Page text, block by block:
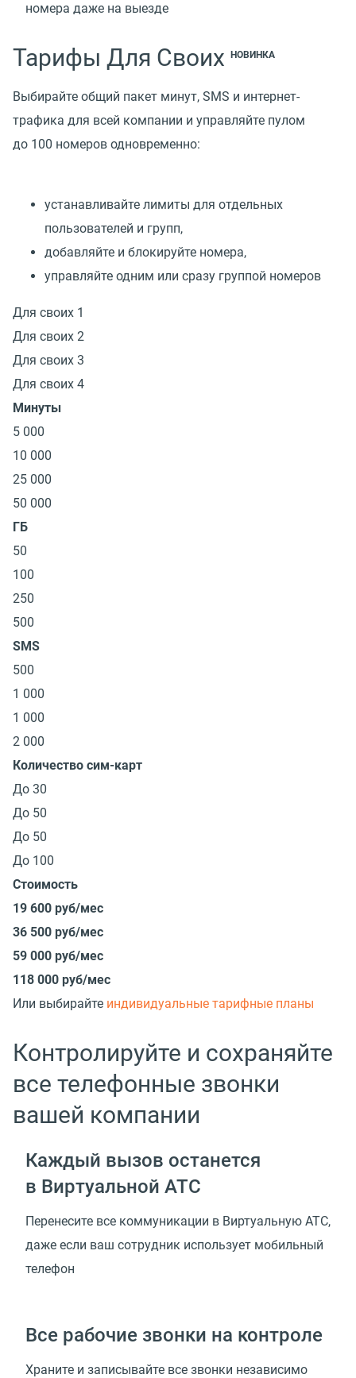
номера даже на выезде
Тарифы Для Своих НОВИНКА
Выбирайте общий пакет минут, SMS и интернет-
трафика для всей компании и управляйте пулом
до 100 номеров одновременно:
устанавливайте лимиты для отдельных
пользователей и групп,
добавляйте и блокируйте номера,
управляйте одним или сразу группой номеров
Для своих 1
Для своих 2
Для своих 3
Для своих 4
Минуты
5 000
10 000
25 000
50 000
ГБ
50
100
250
500
SMS
500
1 000
1 000
2 000
Количество сим-карт
До 30
До 50
До 50
До 100
Стоимость
19 600 руб/мес
36 500 руб/мес
59 000 руб/мес
118 000 руб/мес
Или выбирайте индивидуальные тарифные планы
Контролируйте и сохраняйте
все телефонные звонки
вашей компании
Каждый вызов останется
в Виртуальной АТС
Перенесите все коммуникации в Виртуальную АТС,
даже если ваш сотрудник использует мобильный
телефон
Все рабочие звонки на контроле
Храните и записывайте все звонки независимо